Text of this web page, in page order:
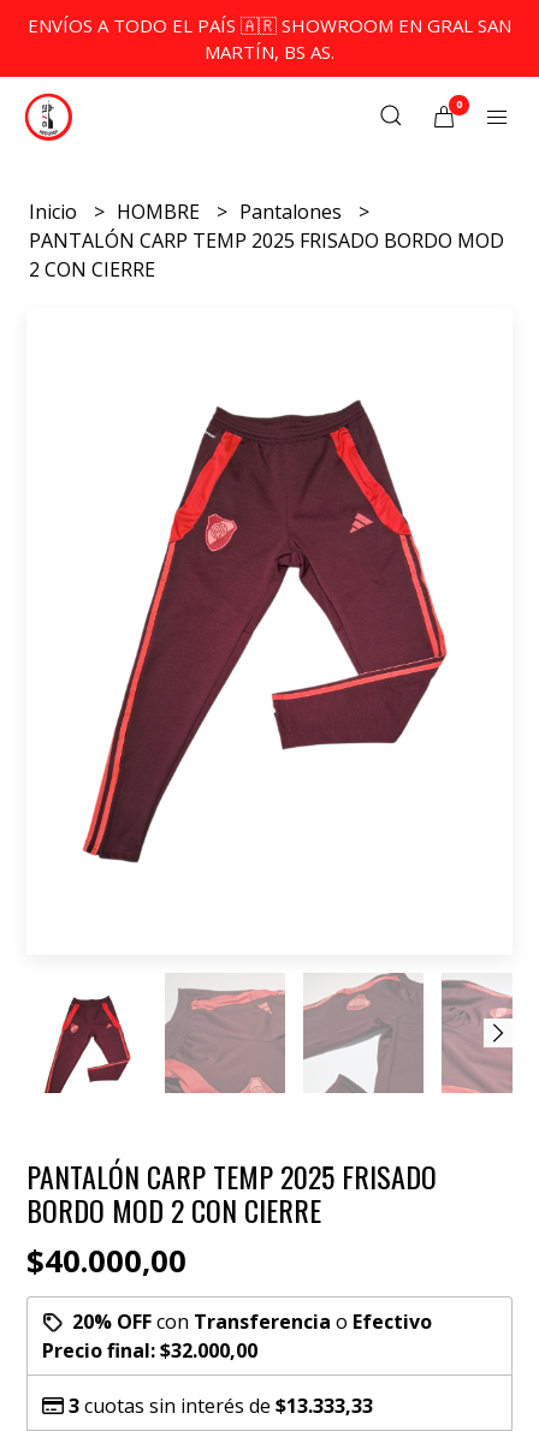
ENVÍOS A TODO EL PAÍS 🇦🇷 SHOWROOM EN GRAL SAN
MARTÍN, BS AS.
0
Inicio HOMBRE
Pantalones
PANTALÓN CARP TEMP 2025 FRISADO BORDO MOD
2 CON CIERRE
PANTALÓN CARP TEMP 2025 FRISADO
BORDO MOD 2 CON CIERRE
$40.000,00
20% OFFcon Transferencia o Efectivo
Precio final:$32.000,00
3cuotas sin interés de$13.333,33